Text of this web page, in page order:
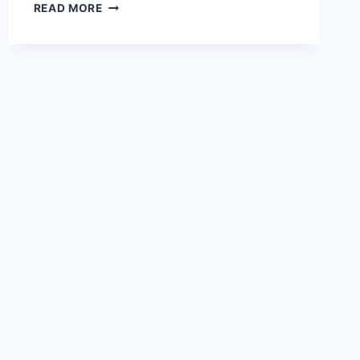
READ MOREALYVUOGIŲ